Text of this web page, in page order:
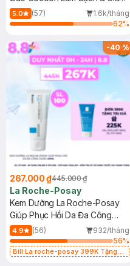
Dầu 500ml
5.0 (57)
1.6k/tháng
62%
-40%
267.000 ₫445.000 ₫
La Roche-Posay
Kem Dưỡng La Roche-Posay
Giúp Phục Hồi Da Đa Công
Dụng 40ml
4.9 (56)
932/tháng
56%
Bill La roche-posay 399K Tặng